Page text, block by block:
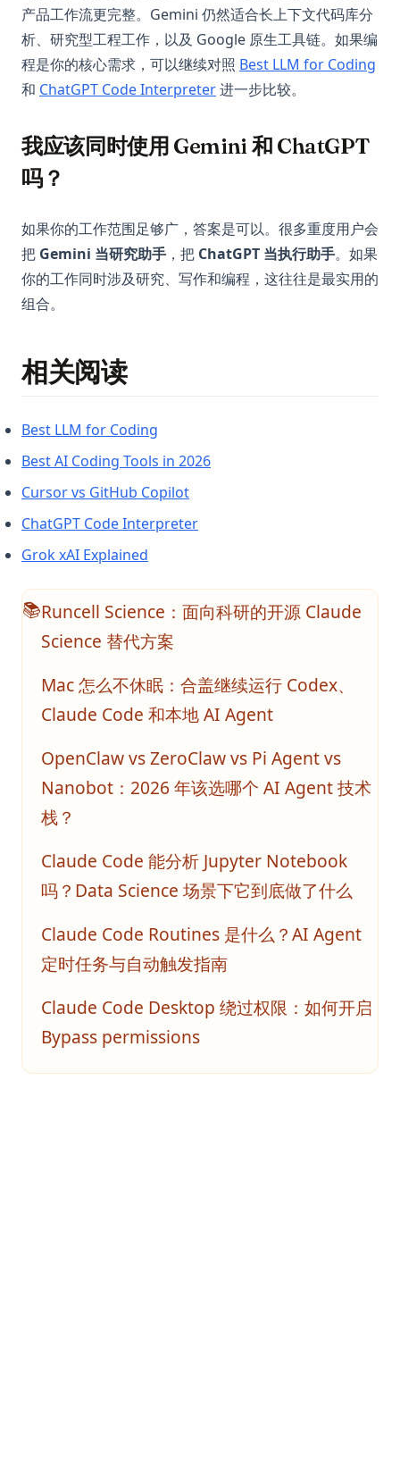
产品工作流更完整。Gemini 仍然适合长上下文代码库分
析、研究型工程工作，以及 Google 原生工具链。如果编
程是你的核心需求，可以继续对照 Best LLM for Coding
和 ChatGPT Code Interpreter进一步比较。
我应该同时使用 Gemini 和 ChatGPT
吗？
如果你的工作范围足够广，答案是可以。很多重度用户会
把 Gemini 当研究助手 ，把 ChatGPT 当执行助手。如果
你的工作同时涉及研究、写作和编程，这往往是最实用的
组合。
相关阅读
Best LLM for Coding
Best AI Coding Tools in 2026
Cursor vs GitHub Copilot
ChatGPT Code Interpreter
Grok xAI Explained
📚Runcell Science：面向科研的开源 Claude
Science 替代方案
Mac 怎么不休眠：合盖继续运行 Codex、
Claude Code 和本地 AI Agent
OpenClaw vs ZeroClaw vs Pi Agent vs
Nanobot：2026 年该选哪个 AI Agent 技术
栈？
Claude Code 能分析 Jupyter Notebook
吗？Data Science 场景下它到底做了什么
Claude Code Routines 是什么？AI Agent
定时任务与自动触发指南
Claude Code Desktop 绕过权限：如何开启
Bypass permissions